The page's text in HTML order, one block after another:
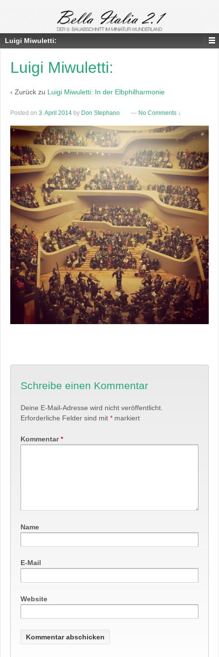
Luigi Miwuletti:
Luigi Miwuletti:
‹ Zurück zu Luigi Miwuletti: In der Elbphilharmonie
Posted on 3. April 2014 by Don Stephano — No Comments ↓
Schreibe einen Kommentar
Deine E-Mail-Adresse wird nicht veröffentlicht.
Erforderliche Felder sind mit * markiert
Kommentar*
Name
E-Mail
Website